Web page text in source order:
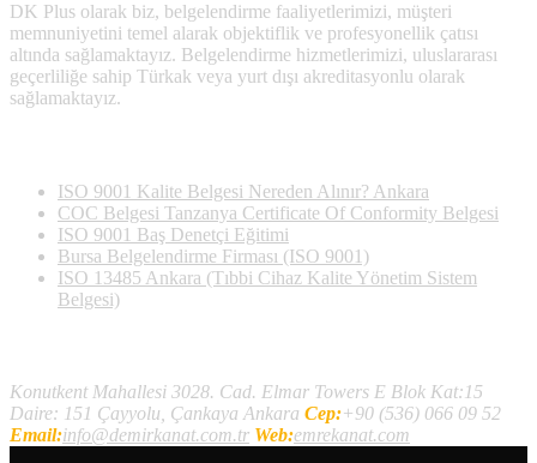
DK Plus olarak biz, belgelendirme faaliyetlerimizi, müşteri
memnuniyetini temel alarak objektiflik ve profesyonellik çatısı
altında sağlamaktayız. Belgelendirme hizmetlerimizi, uluslararası
geçerliliğe sahip Türkak veya yurt dışı akreditasyonlu olarak
sağlamaktayız.
ISO 9001 Kalite Belgesi Nereden Alınır? Ankara
COC Belgesi Tanzanya Certificate Of Conformity Belgesi
ISO 9001 Baş Denetçi Eğitimi
Bursa Belgelendirme Firması (ISO 9001)
ISO 13485 Ankara (Tıbbi Cihaz Kalite Yönetim Sistem
Belgesi)
Konutkent Mahallesi 3028. Cad. Elmar Towers E Blok Kat:15
Daire: 151 Çayyolu, Çankaya Ankara Cep:+90 (536) 066 09 52
Email:info@demirkanat.com.tr Web:emrekanat.com